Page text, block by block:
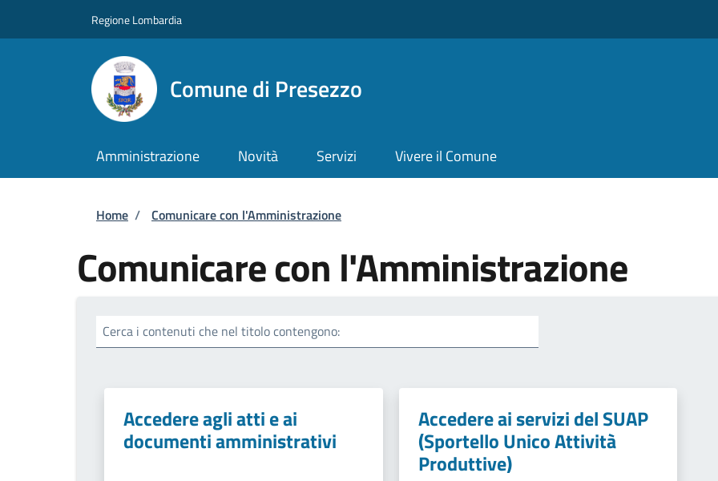
Regione Lombardia
Comune di Presezzo
Amministrazione Novità Servizi Vivere il Comune
Briciole di pane
Home / Comunicare con l'Amministrazione
Comunicare con l'Amministrazione
Cerca i contenuti che nel titolo contengono:
Accedere agli atti e ai
documenti amministrativi
Accedere ai servizi del SUAP
(Sportello Unico Attività
Produttive)